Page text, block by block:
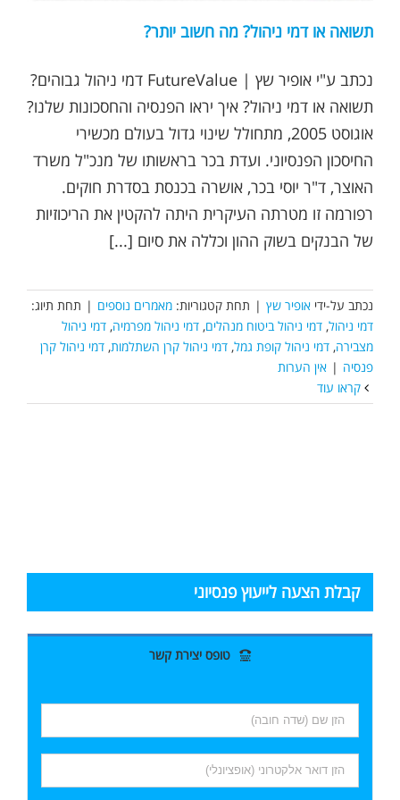
תשואה או דמי ניהול? מה חשוב יותר?
נכתב ע"י אופיר שץ | FutureValue דמי ניהול גבוהים?
תשואה או דמי ניהול? איך יראו הפנסיה והחסכונות שלנו?
אוגוסט 2005, מתחולל שינוי גדול בעולם מכשירי
החיסכון הפנסיוני. ועדת בכר בראשותו של מנכ"ל משרד
האוצר, ד"ר יוסי בכר, אושרה בכנסת בסדרת חוקים.
רפורמה זו מטרתה העיקרית היתה להקטין את הריכוזיות
של הבנקים בשוק ההון וכללה את סיום [...]
נכתב על-ידי אופיר שץ | תחת קטגוריות: מאמרים נוספים | תחת תיוג:
דמי ניהול, דמי ניהול ביטוח מנהלים, דמי ניהול מפרמיה, דמי ניהול
מצבירה, דמי ניהול קופת גמל, דמי ניהול קרן השתלמות, דמי ניהול קרן
פנסיה | אין הערות
קראו עוד
קבלת הצעה לייעוץ פנסיוני
טופס יצירת קשר